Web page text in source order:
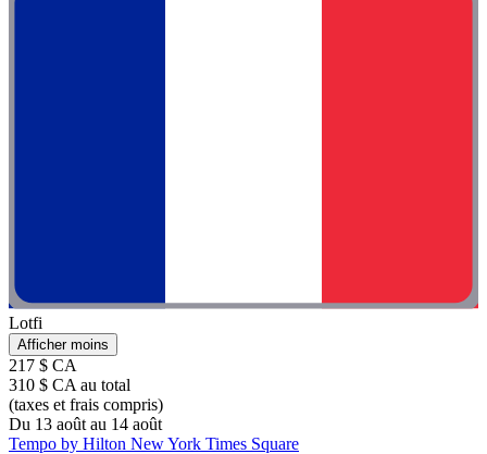
Lotfi
Afficher moins
217 $ CA
310 $ CA au total
(taxes et frais compris)
Du 13 août au 14 août
Tempo by Hilton New York Times Square